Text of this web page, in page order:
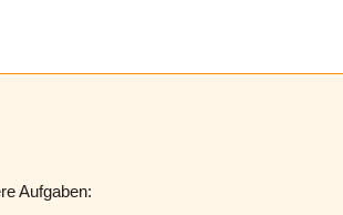
Aufgaben: